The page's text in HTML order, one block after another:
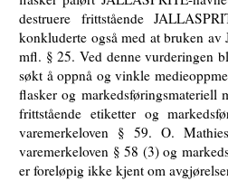
destruere frittstående
konkluderte også med at bruken
mfl. § 25. Ved denne vurderingen
søkt å oppnå og vinkle
flasker og markedsføringsmateriell
frittstående etiketter og
varemerkeloven § 59. O.
varemerkeloven § 58 (3) og
er foreløpig ikke kjent om